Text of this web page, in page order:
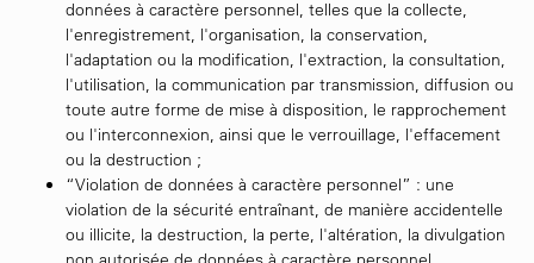
données à caractère personnel, telles que la collecte,
l'enregistrement, l'organisation, la conservation,
l'adaptation ou la modification, l'extraction, la consultation,
l'utilisation, la communication par transmission, diffusion ou
toute autre forme de mise à disposition, le rapprochement
ou l'interconnexion, ainsi que le verrouillage, l'effacement
ou la destruction ;
“Violation de données à caractère personnel” : une
violation de la sécurité entraînant, de manière accidentelle
ou illicite, la destruction, la perte, l'altération, la divulgation